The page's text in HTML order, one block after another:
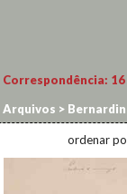
Correspondência: 16
Arquivos >
ordenar